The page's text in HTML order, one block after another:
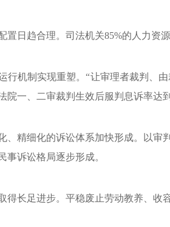
置日趋合理。司法机关85%的人力资
行机制实现重塑。“让审理者裁判、
院一、二审裁判生效后服判息诉率达到
、精细化的诉讼体系加快形成。以审
事诉讼格局逐步形成。
得长足进步。平稳废止劳动教养、